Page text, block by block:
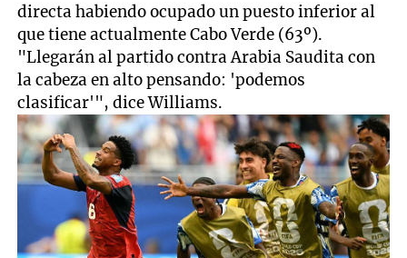
directa habiendo ocupado un puesto inferior al
que tiene actualmente Cabo Verde (63º).
"Llegarán al partido contra Arabia Saudita con
la cabeza en alto pensando: 'podemos
clasificar'", dice Williams.